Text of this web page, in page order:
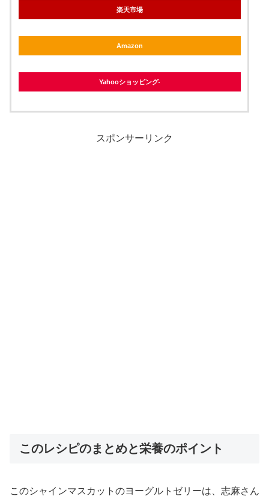
楽天市場
Amazon
Yahooショッピング
スポンサーリンク
このレシピのまとめと栄養のポイント
このシャインマスカットのヨーグルトゼリーは、志麻さん